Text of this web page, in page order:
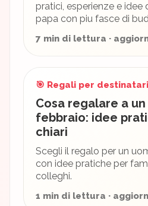
pratici, esperienze e idee
papa con piu fasce di
7 min di lettura ·
🎯 Regali per
Cosa regalare a un
febbraio: idee
chiari
Scegli il regalo per un
con idee pratiche per
colleghi.
1 min di lettura ·